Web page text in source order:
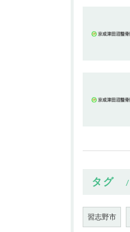
タグ
習志野市